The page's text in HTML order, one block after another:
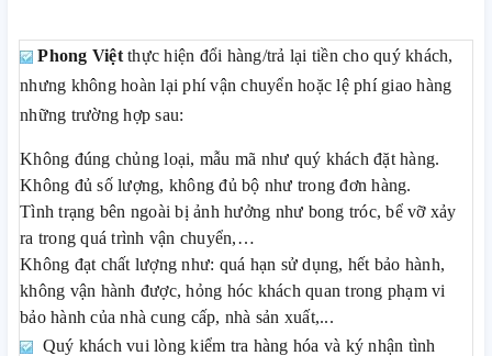
Phong Việtthực hiện đổi hàng/trả lại tiền cho quý khách,
nhưng không hoàn lại phí vận chuyển hoặc lệ phí giao hàng
những trường hợp sau:
Không đúng chủng loại, mẫu mã như quý khách đặt hàng.
Không đủ số lượng, không đủ bộ như trong đơn hàng.
Tình trạng bên ngoài bị ảnh hưởng như bong tróc, bể vỡ xảy
ra trong quá trình vận chuyển,…
Không đạt chất lượng như: quá hạn sử dụng, hết bảo hành,
không vận hành được, hỏng hóc khách quan trong phạm vi
bảo hành của nhà cung cấp, nhà sản xuất,...
Quý khách vui lòng kiểm tra hàng hóa và ký nhận tình